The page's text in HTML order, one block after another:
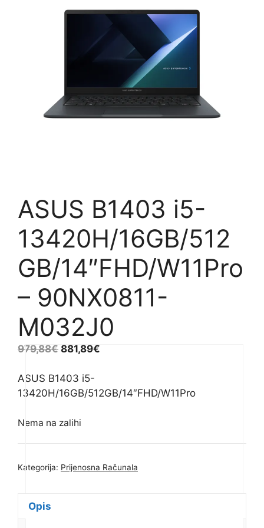
ASUS B1403 i5-
13420H/16GB/512
GB/14″FHD/W11Pro
– 90NX0811-
M032J0
979,88€ 881,89€
ASUS B1403 i5-
13420H/16GB/512GB/14″FHD/W11Pro
Nema na zalihi
Kategorija: Prijenosna Računala
Opis